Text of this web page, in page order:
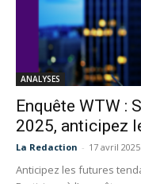
ANALYSES
Enquête WTW :
2025, anticipez
La Redaction - 17 avril 2025
Anticipez les futures